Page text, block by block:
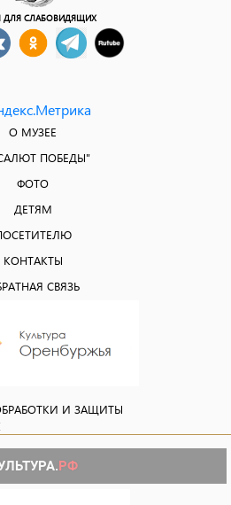
ДЛЯ СЛАБОВИДЯЩИХ
О МУЗЕЕ
ПОБЕДЫ"
ФОТО
ДЕТЯМ
КОНТАКТЫ
СВЯЗЬ
И ЗАЩИТЫ